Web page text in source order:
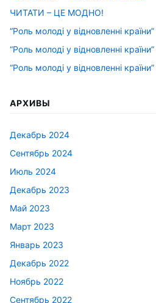
ЧИТАТИ – ЦЕ МОДНО!
“Роль молоді у відновленні країни”
“Роль молоді у відновленні країни”
“Роль молоді у відновленні країни”
АРХИВЫ
Декабрь 2024
Сентябрь 2024
Июль 2024
Декабрь 2023
Май 2023
Март 2023
Январь 2023
Декабрь 2022
Ноябрь 2022
Сентябрь 2022